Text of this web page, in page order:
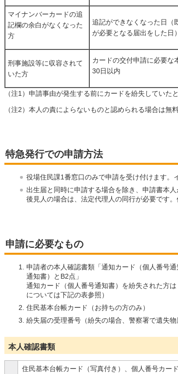
マイナンバーカードの追
記欄の余白がなくなった
方
追記ができなくなった日（
が必要となる届出をした日
刑事施設等に収容されて
いた方
カードの交付申請に必要な
30日以内
（注1）申請事由が発生する前にカードを紛失していた
（注2）本人の責によらないものと認められる場合は無
特急発行での申請方法
役場住民課1番窓口のみで申請を受け付けます。
出生届と同時に申請する場合を除き、申請書本
後見人の場合は、法定代理人の同行が必要です。
申請に必要なもの
申請者の本人確認書類「通知カード（個人番号
通知書）とB2点」
通知カード（個人番号通知書）を紛失された方
については下記の表参照）
住民基本台帳カード（お持ちの方のみ）
紛失届の受理番号（紛失の場合、警察署で遺失物
本人確認書類
住民基本台帳カード（写真付き）、個人番号カー